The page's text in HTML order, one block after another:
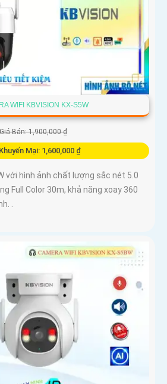
WIFI KBVISION KX-S5W
Bán: 1,900,000 ₫
Mại: 1,600,000 ₫
với hình ảnh chất lượng sắc nét 5.0
Full Color 30m, khả năng xoay 360
.